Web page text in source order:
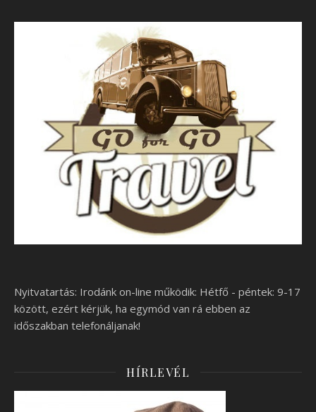
Nyitvatartás: Irodánk on-line működik: Hétfő - péntek: 9-17
között, ezért kérjük, ha egymód van rá ebben az
időszakban telefonáljanak!
HÍRLEVÉL